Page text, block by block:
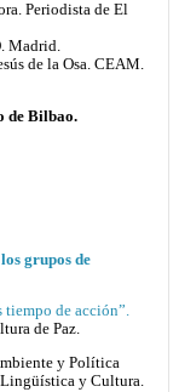
Periodista de El
Madrid.
de la Osa. CEAM.
de Bilbao.
grupos de
tiempo de acción”.
de Paz.
y Política
y Cultura.